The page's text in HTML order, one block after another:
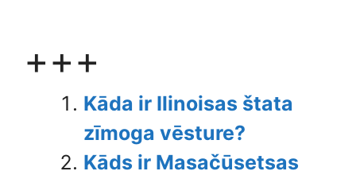
+++
Kāda ir Ilinoisas štata
zīmoga vēsture?
Kāds ir Masačūsetsas